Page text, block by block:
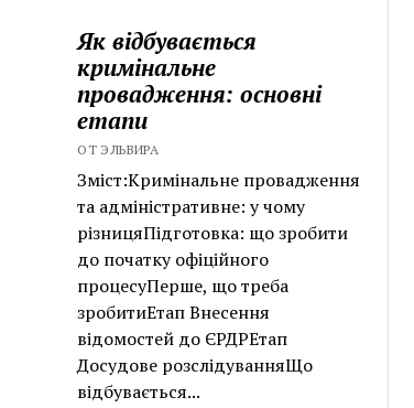
Як відбувається
кримінальне
провадження: основні
етапи
ОТ ЭЛЬВИРА
Зміст:Кримінальне провадження
та адміністративне: у чому
різницяПідготовка: що зробити
до початку офіційного
процесуПерше, що треба
зробитиЕтап Внесення
відомостей до ЄРДРЕтап
Досудове розслідуванняЩо
відбувається...